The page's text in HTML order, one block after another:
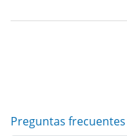
Preguntas frecuentes